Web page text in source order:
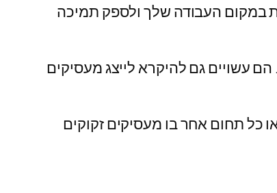
במקום העבודה שלך ולספק תמיכה
עשויים גם להיקרא לייצג מעסיקים
כל תחום אחר בו מעסיקים זקוקים